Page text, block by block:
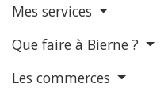
Mes services
Que faire à Bierne ?
Les commerces